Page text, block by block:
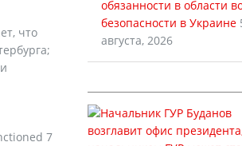
что
7
обязанности в области
безопасности в Украине
августа, 2026